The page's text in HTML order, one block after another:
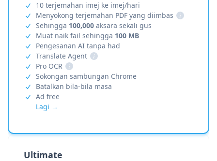
10 terjemahan imej ke imej/hari
Menyokong terjemahan PDF yang diimbas
i
Sehingga 100,000 aksara sekali gus
Muat naik fail sehingga 100 MB
Pengesanan AI tanpa had
Translate Agent
i
Pro OCR
i
Sokongan sambungan Chrome
Batalkan bila-bila masa
Ad free
Lagi →
Ultimate